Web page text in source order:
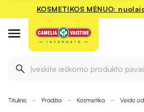
KOSMETIKOS MĖNUO:
Įveskite ieškomo produkto
Titulinis Pradžia Kosmetika Veido